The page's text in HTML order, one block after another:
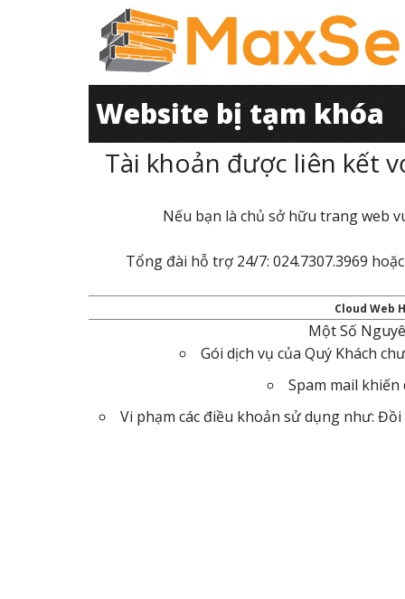
Website bị tạm khóa
Tài khoản được liên kết
Nếu bạn là chủ sở hữu trang web
Tổng đài hỗ trợ 24/7: 024.7307.3969
Cloud Web
Một Số
Gói dịch vụ của Quý Khách
Spam mail khiến
Vi phạm các điều khoản sử dụng như: